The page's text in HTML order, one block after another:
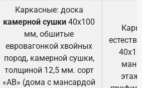
Каркасные: доска
камерной сушки 40х100
мм, обшитые
евровагонкой хвойных
пород, камерной сушки,
толщиной 12,5 мм. сорт
«АВ» (дома с мансардой